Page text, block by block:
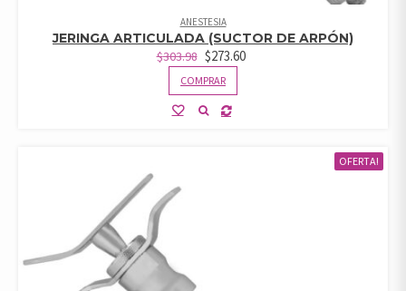
ANESTESIA
JERINGA ARTICULADA (SUCTOR DE ARPÓN)
$303.98 $273.60
COMPRAR
OFERTA!